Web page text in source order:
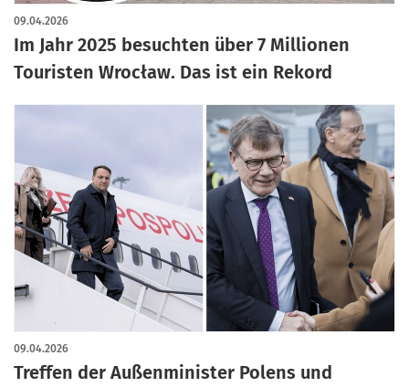
Im Jahr 2025 besuchten über 7 Millionen
Touristen Wrocław. Das ist ein Rekord
09.04.2026
Treffen der Außenminister Polens und
09.04.2026